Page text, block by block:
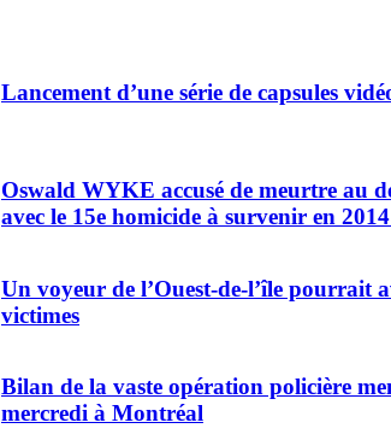
Lancement d’une série de capsules
Oswald WYKE accusé de meurtre au
avec le 15e homicide à survenir en
Un voyeur de l’Ouest-de-l’île pourrait
victimes
Bilan de la vaste opération policière
mercredi à Montréal